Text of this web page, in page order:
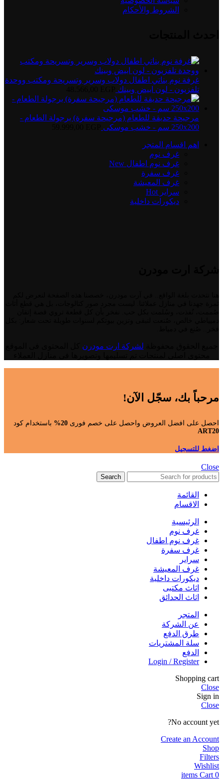
الشروط والأحكام
غرفة نوم بناتي اطفال دولاب وسرير وتسريحة ومكتب ووحدة
تلفزيون - لون ابيض وبينك
مرجيحة حديقة للطعام (مرجيحة سفرة) برجولة الطعام -
250x200 سم - خشب موسكى
اهم اقسام المتجر
غرف نوم
غرف نوم اطفال New
غرف سفرة
غرف المعيشة
سرايرHot
ديكورات داخلية
لشركة ارت مودرن
مرحباً بك، سجّل الآن!
احصل على افضل العروض واحصل على خصم فورى 20%
باستخدام كود
ART20
اضغط للتسجيل
Close
Search
القائمة
الاقسام
الرئيسية
غرف نوم
غرف نوم اطفال
غرف سفرة
سراير
غرف المعيشة
ديكورات داخلية
اثاث مكتبى
اثاث الحدائق
المتجر
عن الشركة
طرق الدفع
سلة المشتريات
الدفع
Login / Register
Shopping cart
Close
Sign in
Close
No account yet?
Create an Account
Shop
Filters
Wishlist
0
items Cart